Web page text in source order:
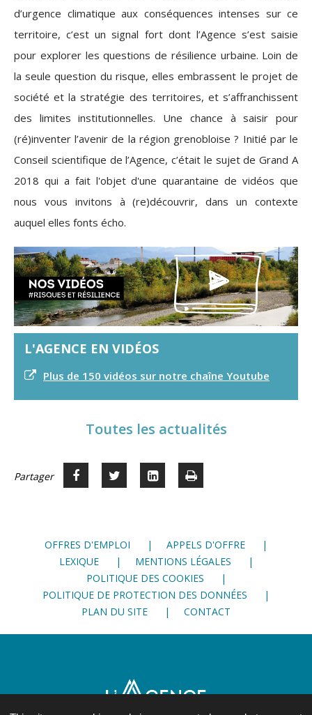
d’urgence climatique aux conséquences intenses sur ce
territoire, c’est un signal fort dont l’Agence s’est saisie
pour explorer les questions de résilience urbaine. Loin de
la seule question du risque, elles embrassent le projet de
société et la stratégie des territoires, et s’affranchissent
des limites institutionnelles. Une chance à saisir pour
(ré)inventer l’avenir de la région grenobloise ? Initié par le
Conseil scientifique de l’Agence, c’était le sujet de Grand A
2018 qui a fait l'objet d'une quarantaine de vidéos que
nous vous invitons à (re)découvrir, dans un contexte
auquel elles fonts écho.
L'AGENCE EN VIDÉOS
Plus de 150 vidéos sur notre chaîne Youtube
Toutes les actualités
Partager Partager
Partager
Voir
Imprimer
OFFRES D'EMPLOI
APPELS D'OFFRE
LEXIQUE
MENTIONS LÉGALES
POLITIQUE DES COOKIES
POLITIQUE DE PROTECTION DES DONNÉES
PLAN DU SITE
CONTACT